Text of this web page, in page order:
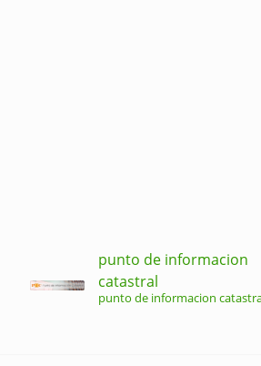
punto de informacion
catastral
punto de informacion